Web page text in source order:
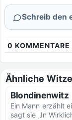
Schreib den
0 KOMMENTARE
Ähnliche Witze
Blondinenwitz
Ein Mann erzählt
sagt sie „In